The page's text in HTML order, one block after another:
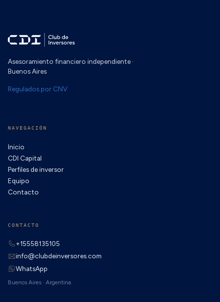
Asesoramiento financiero independiente ·
Buenos Aires
Regulados por CNV
NAVEGACIÓN
Inicio
CDI Capital
Perfiles de inversor
Equipo
Contacto
CONTACTO
+15558135105
info@clubdeinversores.com
WhatsApp
Buenos Aires · Argentina